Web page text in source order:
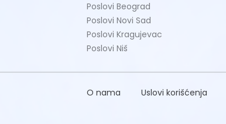
Poslovi Beograd
Poslovi Novi Sad
Poslovi Kragujevac
Poslovi Niš
O nama Uslovi korišćenja